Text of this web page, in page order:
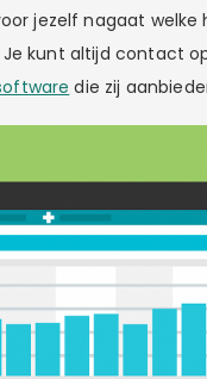
jezelf nagaat
kunt altijd contact
die zij